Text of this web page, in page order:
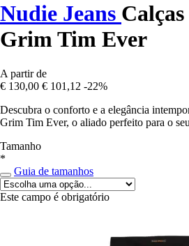
Nudie Jeans
Grim Tim Ever
A partir de
€ 130,00 € 101,12 -22%
Descubra o conforto e a elegância
Grim Tim Ever, o aliado perfeito para o
Tamanho
*
Guia de tamanhos
Este campo é obrigatório